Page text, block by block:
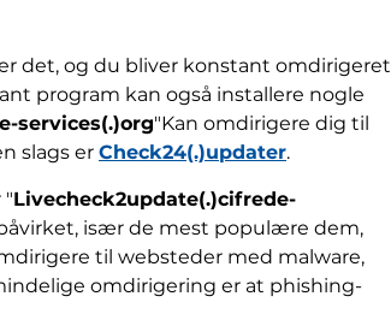
det, og du bliver konstant omdirigeret
program kan også installere nogle
services(.)org"Kan omdirigere dig til
slags er Check24(.)updater.
"Livecheck2update(.)cifrede-
især de mest populære dem,
til websteder med malware,
omdirigering er at phishing-